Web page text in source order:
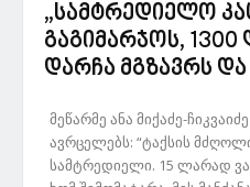
„სამტრედიელო
გაგიმარჯოს,
დარჩა მგზავრს
მეწარმე ანა მიქაძე-
ავრცელებს: “ტაქსის
სამტრედიელი. 15 ლარად